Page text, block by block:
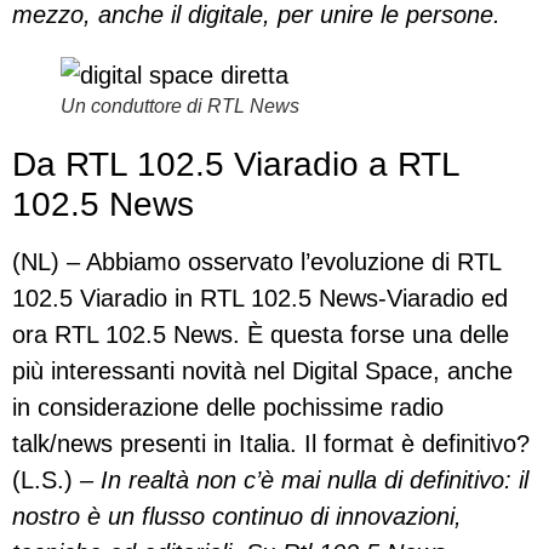
mezzo, anche il digitale, per unire le persone.
Un conduttore di RTL News
Da RTL 102.5 Viaradio a RTL
102.5 News
(NL) – Abbiamo osservato l’evoluzione di RTL
102.5 Viaradio in RTL 102.5 News-Viaradio ed
ora RTL 102.5 News. È questa forse una delle
più interessanti novità nel Digital Space, anche
in considerazione delle pochissime radio
talk/news presenti in Italia. Il format è definitivo?
(L.S.) – In realtà non c’è mai nulla di definitivo: il
nostro è un flusso continuo di innovazioni,